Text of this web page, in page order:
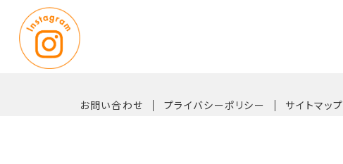
お問い合わせ ｜ プライバシーポリシー ｜ サイトマップ